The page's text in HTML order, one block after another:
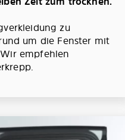
zu
um die Fenster mit
empfehlen